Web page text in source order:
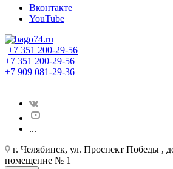
Вконтакте
YouTube
+7 351 200-29-56
+7 351 200-29-56
+7 909 081-29-36
...
г. Челябинск, ул. Проспект Победы ,
помещение № 1